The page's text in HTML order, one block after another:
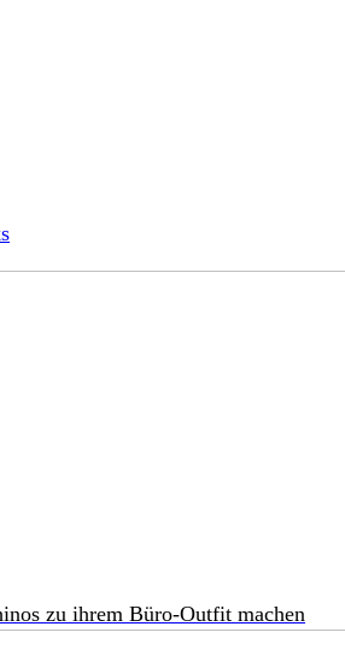
zu ihrem Büro-Outfit machen